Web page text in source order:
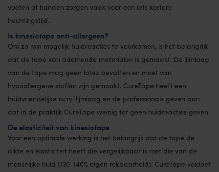
voeten of handen zorgen vaak voor een iets kortere
hechtingstijd.
Is kinesiotape anti-allergeen?
Om zo min mogelijk huidreacties te voorkomen, is het belangrijk
dat de tape van ademende materialen is gemaakt. De lijmlaag
van de tape mag geen latex bevatten en moet van
hypoallergene stoffen zijn gemaakt. CureTape heeft een
huidvriendelijke acryl lijmlaag en de professionals geven aan
dat in de praktijk CureTape weinig tot geen huidreacties geven.
De elasticiteit van kinesiotape
Voor een optimale werking is het belangrijk dat de tape de
dikte en elasticiteit heeft die vergelijkbaar is met die van de
menselijke huid (130-140% eigen rekbaarheid). CureTape voldoet